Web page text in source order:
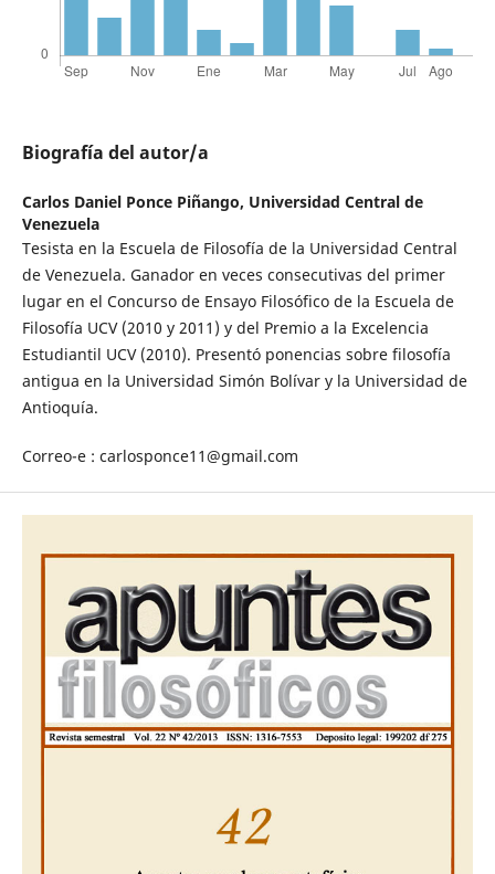
Biografía del autor/a
Carlos Daniel Ponce Piñango, Universidad Central de
Venezuela
Tesista en la Escuela de Filosofía de la Universidad Central
de Venezuela. Ganador en veces consecutivas del primer
lugar en el Concurso de Ensayo Filosófico de la Escuela de
Filosofía UCV (2010 y 2011) y del Premio a la Excelencia
Estudiantil UCV (2010). Presentó ponencias sobre filosofía
antigua en la Universidad Simón Bolívar y la Universidad de
Antioquía.
Correo-e : carlosponce11@gmail.com